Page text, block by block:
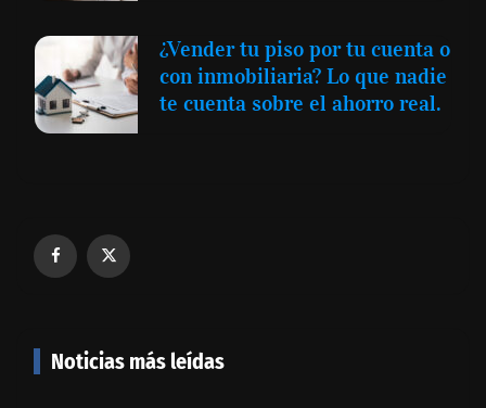
¿Vender tu piso por tu cuenta o
con inmobiliaria? Lo que nadie
te cuenta sobre el ahorro real.
Noticias más leídas